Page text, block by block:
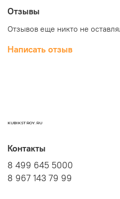
Отзывы
Отзывов еще никто не
Написать отзыв
KUBIKSTROY.RU
Контакты
8 499 645 5000
8 967 143 79 99